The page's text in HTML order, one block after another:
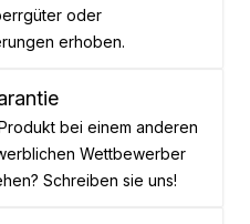
oder
erhoben.
bei einem anderen
Wettbewerber
Schreiben sie uns!